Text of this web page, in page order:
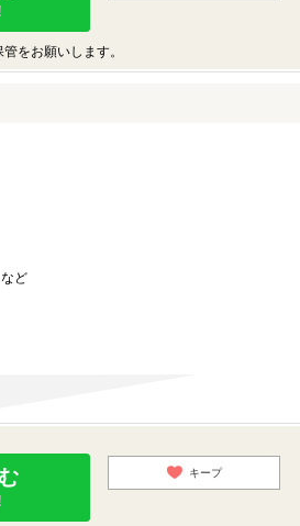
をお願いします。
ど
キープ